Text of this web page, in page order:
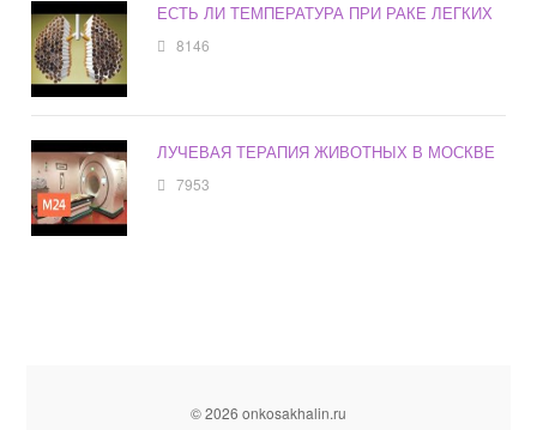
ЕСТЬ ЛИ ТЕМПЕРАТУРА ПРИ РАКЕ ЛЕГКИХ
8146
ЛУЧЕВАЯ ТЕРАПИЯ ЖИВОТНЫХ В МОСКВЕ
7953
© 2026 onkosakhalin.ru